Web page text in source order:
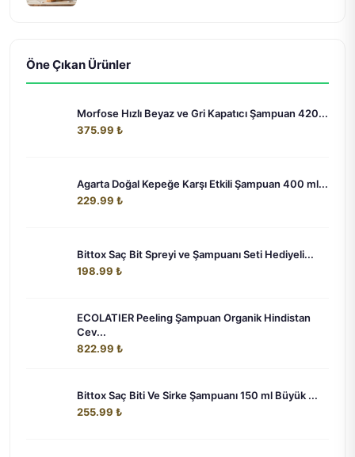
Öne Çıkan Ürünler
Morfose Hızlı Beyaz ve Gri Kapatıcı Şampuan 420...
375.99 ₺
Agarta Doğal Kepeğe Karşı Etkili Şampuan 400 ml...
229.99 ₺
Bittox Saç Bit Spreyi ve Şampuanı Seti Hediyeli...
198.99 ₺
ECOLATIER Peeling Şampuan Organik Hindistan
Cev...
822.99 ₺
Bittox Saç Biti Ve Sirke Şampuanı 150 ml Büyük ...
255.99 ₺